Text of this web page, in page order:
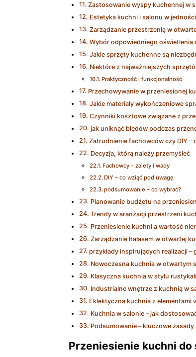
Zastosowanie wyspy kuchennej w
Estetyka kuchni i salonu w jedności
Zarządzanie przestrzenią w
Wybór odpowiedniego oświetlenia
Jakie sprzęty kuchenne są
Niektóre z najważniejszych
Praktyczność i funkcjonalność
Przechowywanie w przeniesionej
Jakie materiały wykończeniowe
Czynniki kosztowe związane z
jak uniknąć błędów podczas
Zatrudnienie fachowców czy DIY –
Decyzja, którą należy przemyśleć
Fachowcy – zalety i wady
DIY – co wziąć pod uwagę
podsumowanie – co wybrać?
Planowanie budżetu na
Trendy w aranżacji przestrzeni
Przeniesienie kuchni a wartość
Zarządzanie hałasem w otwartej
przykłady inspirujących realizacji –
Nowoczesna kuchnia w otwartym
Klasyczna kuchnia w stylu
Industrialne wnętrze z kuchnią w
Eklektyczna kuchnia z elementami
Kuchnia w salonie – jak
Podsumowanie – kluczowe
Przeniesienie kuchni do